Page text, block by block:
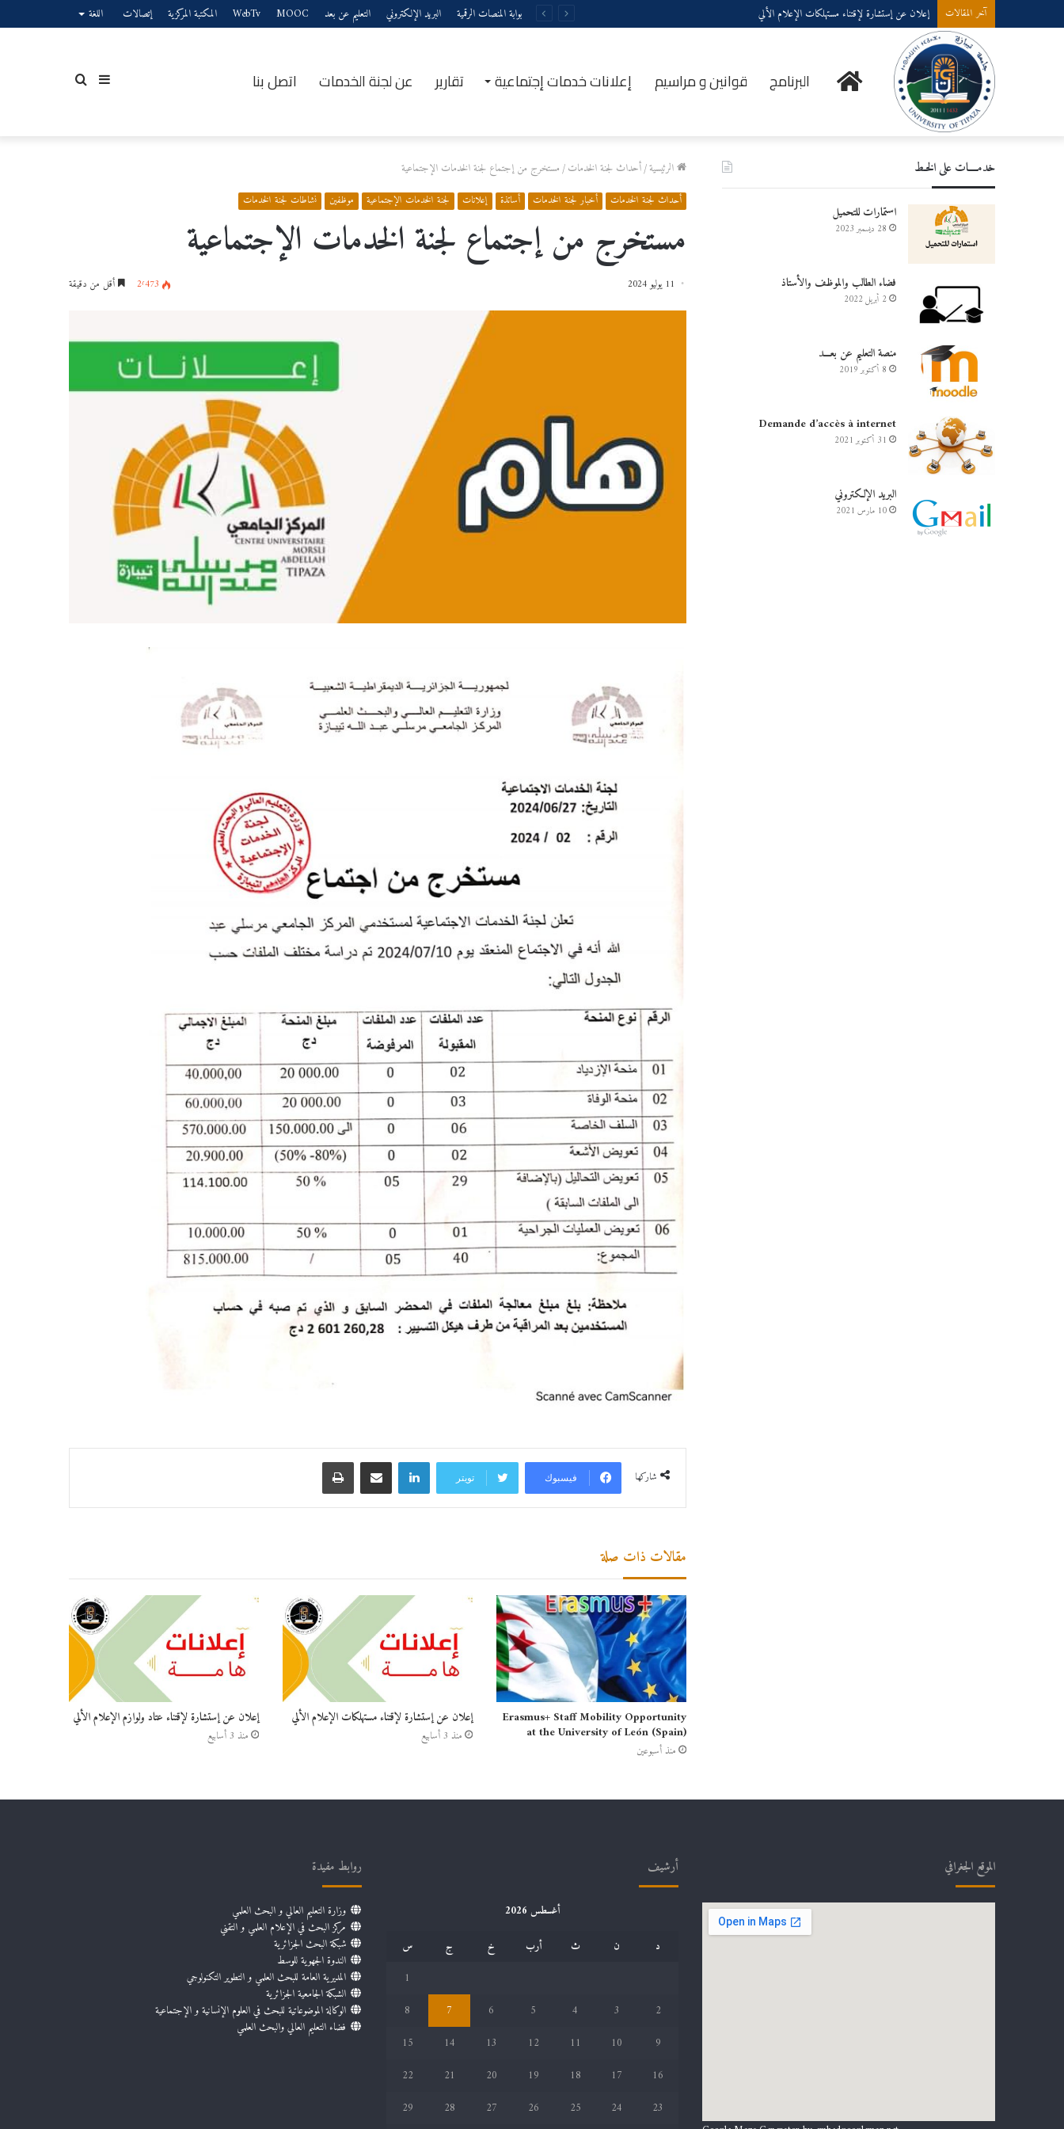
آخر المقالات إعلان عن إستشارة لإقتناء عتاد ولوازم الإعلام الألي بوابة المنصات الرقمية البريد الإلكتروني التعليم عن بعد MOOC
WebTv المكتبة المركزية إتصالات اللغة
الخدمات
الاجتماعية
البرنامج قوانين و مراسيم إعلانات خدمات إجتماعية تقارير عن لجنة الخدمات اتصل بنا بحثإضافة
الرئيسية/أحداث لجنة الخدمات/مستخرج من إجتماع لجنة الخدمات الإجتماعية
أحداث لجنة الخدمات أخبار لجنة الخدمات أساتذة إعلانات لجنة الخدمات الإجتماعية موظفين نشاطات لجنة الخدمات
مستخرج من إجتماع لجنة الخدمات الإجتماعية
11 يوليو 2024 2٬473 أقل من دقيقة
شاركها فيسبوك تويتر
لينكدإن مشاركة عبر البريد طباعة
مقالات ذات صلة
Erasmus+ Staff Mobility Opportunity
at the University of León (Spain)
منذ أسبوعين
إعلان عن إستشارة لإقتناء مستهلكات الإعلام الألي
منذ 3 أسابيع
إعلان عن إستشارة لإقتناء عتاد ولوازم الإعلام الألي
منذ 3 أسابيع
خدمــــات على الخـط
استمارات للتحميل
28 ديسمبر 2023
فضاء الطالب والموظف والأستاذ
2 أبريل 2022
منصة التعليم عن بعـــد
8 أكتوبر 2019
Demande d’accès à internet
31 أكتوبر 2021
البريد الإلكتروني
10 مارس 2021
الموقع الجغرافي أرشيف
أغسطس 2026
د
ن ث أرب خ ج
س
1
2
3
4
5
6
7
8
9
10
11
12
13
14
15
16
17
18
19
20
21
22
23
24
25
26
27
28
29
روابط مفيدة
وزارة التعليم العالي و البحث العلمي
مركز البحث في الإعلام العلمي و التقني
شبكة البحث الجزائرية
الندوة الجهوية للوسط
المديرية العامة للبحث العلمي و التطوير التكنولوجي
الشبكة الجامعية الجزائرية
الوكالة الموضوعاتية للبحث في العلوم الإنسانية و الإجتماعية
فضاء التعليم العالي والبحث العلمي